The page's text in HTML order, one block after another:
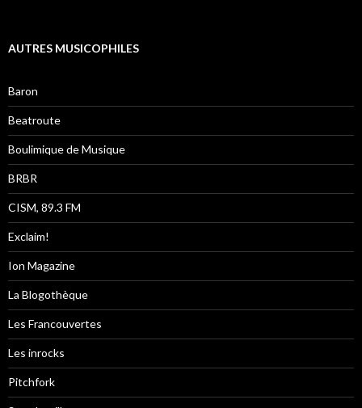
AUTRES MUSICOPHILES
Baron
Beatroute
Boulimique de Musique
BRBR
CISM, 89.3 FM
Exclaim!
Ion Magazine
La Blogothèque
Les Francouvertes
Les inrocks
Pitchfork